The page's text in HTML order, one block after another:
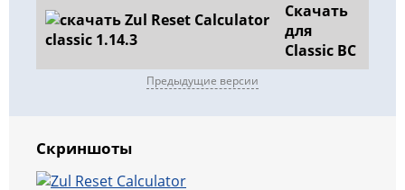
Скачать
для
Classic BC
Предыдущие версии
Скриншоты